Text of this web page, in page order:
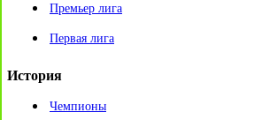
Премьер лига
Первая лига
История
Чемпионы